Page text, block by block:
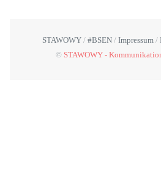
STAWOWY #BSEN Impressum
© STAWOWY -